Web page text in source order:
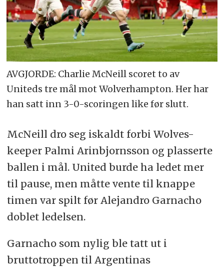
AVGJORDE: Charlie McNeill scoret to av
Uniteds tre mål mot Wolverhampton. Her har
han satt inn 3-0-scoringen like før slutt.
McNeill dro seg iskaldt forbi Wolves-
keeper Palmi Arinbjornsson og plasserte
ballen i mål. United burde ha ledet mer
til pause, men måtte vente til knappe
timen var spilt før Alejandro Garnacho
doblet ledelsen.
Garnacho som nylig ble tatt ut i
bruttotroppen til Argentinas